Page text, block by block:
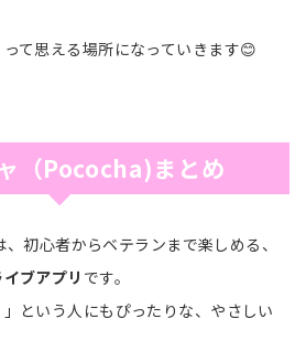
って思える場所になっていきます😊
（Pococha)まとめ
初心者からベテランまで楽しめる、
ブアプリ です。
」という人にもぴったりな、やさしい